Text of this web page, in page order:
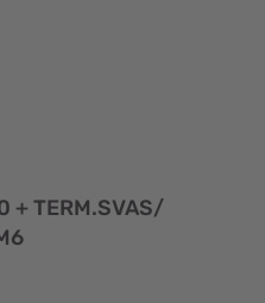
+ TERM.SVAS/